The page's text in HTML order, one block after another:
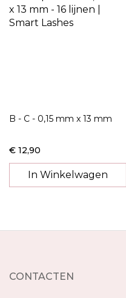
B - C - 0,15 mm x 13 mm
€ 12,90
In Winkelwagen
CONTACTEN